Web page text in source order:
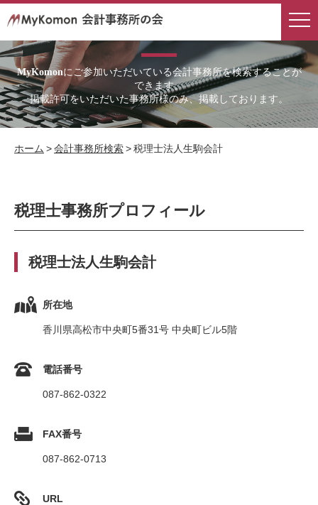
MyKomonにご参加いただいている会計事務所を検索することが
できます。
掲載許可をいただいた事務所様のみ、掲載しております。
ホーム >会計事務所検索>税理士法人生駒会計
税理士事務所プロフィール
税理士法人生駒会計
所在地
香川県高松市中央町5番31号 中央町ビル5階
電話番号
087-862-0322
FAX番号
087-862-0713
URL